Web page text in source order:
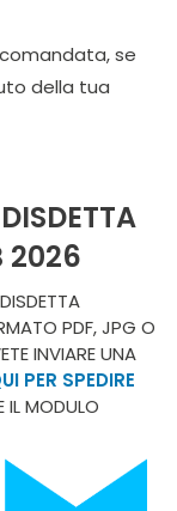
se
della tua
2026
PDF, JPG O
INVIARE UNA
PER SPEDIRE
IL MODULO